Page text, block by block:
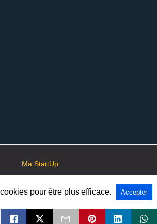
Ma StartUp
Reserved View Non-AMP Version
pour être plus efficace. Accepter